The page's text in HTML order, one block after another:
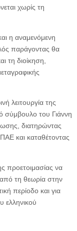
χωρίς τη
η αναμενόμενη
παράγοντας θα
τη διοίκηση,
λειτουργία της
σύμβουλο του Γιάννη
διατηρώντας
και καταθέτοντας
προετοιμασίας να
τη θεωρία στην
περίοδο και για
ελληνικού